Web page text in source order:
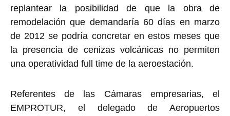
replantear la posibilidad de que la obra de
remodelación que demandaría 60 días en marzo
de 2012 se podría concretar en estos meses que
la presencia de cenizas volcánicas no permiten
una operatividad full time de la aeroestación.
Referentes de las Cámaras empresarias, el
EMPROTUR, el delegado de Aeropuertos